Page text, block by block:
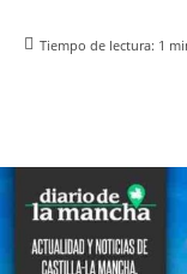
Tiempo de lectura: 1